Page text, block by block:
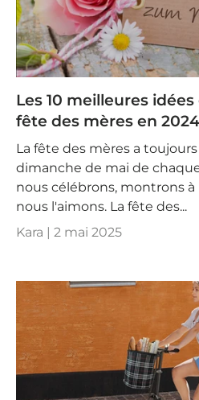
Les 10 meilleures
fête des mères en 2024
La fête des mères a
dimanche de mai de
nous célébrons, montrons
nous l'aimons. La fête des...
Kara | 2 mai 2025